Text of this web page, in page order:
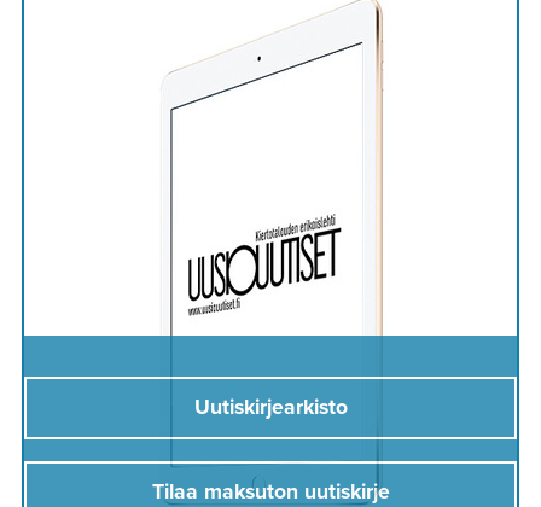
Uutiskirjearkisto
Tilaa maksuton uutiskirje